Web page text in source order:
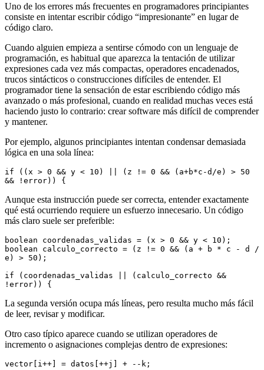
Uno de los errores más frecuentes en programadores principiantes
consiste en intentar escribir código “impresionante” en lugar de
código claro.
Cuando alguien empieza a sentirse cómodo con un lenguaje de
programación, es habitual que aparezca la tentación de utilizar
expresiones cada vez más compactas, operadores encadenados,
trucos sintácticos o construcciones difíciles de entender. El
programador tiene la sensación de estar escribiendo código más
avanzado o más profesional, cuando en realidad muchas veces está
haciendo justo lo contrario: crear software más difícil de comprender
y mantener.
Por ejemplo, algunos principiantes intentan condensar demasiada
lógica en una sola línea:
if ((x > 0 && y < 10) || (z != 0 && (a+b*c-d/e) > 50
&& !error)) {
Aunque esta instrucción puede ser correcta, entender exactamente
qué está ocurriendo requiere un esfuerzo innecesario. Un código
más claro suele ser preferible:
boolean coordenadas_validas = (x > 0 && y < 10);
boolean calculo_correcto = (z != 0 && (a + b * c - d /
e) > 50);
if (coordenadas_validas || (calculo_correcto &&
!error)) {
La segunda versión ocupa más líneas, pero resulta mucho más fácil
de leer, revisar y modificar.
Otro caso típico aparece cuando se utilizan operadores de
incremento o asignaciones complejas dentro de expresiones:
vector[i++] = datos[++j] + --k;